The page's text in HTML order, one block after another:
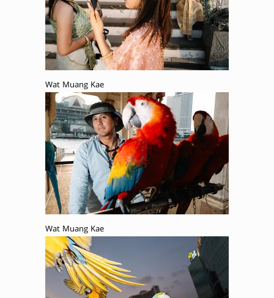
Wat Muang Kae
Wat Muang Kae